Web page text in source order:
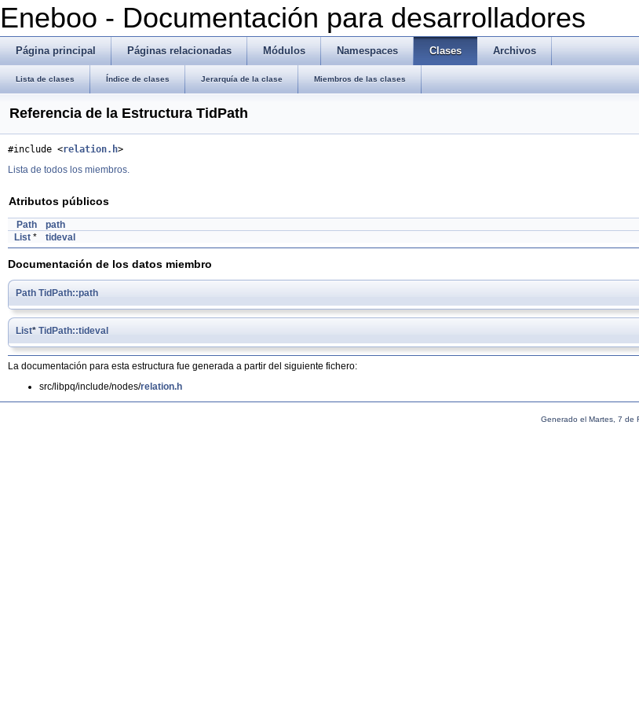
Eneboo - Documentación para desarrolladores
Página principal Páginas relacionadas Módulos Namespaces Clases Archivos
Lista de clases Índice de clases Jerarquía de la clase Miembros de las clases
Referencia de la Estructura TidPath
#include <relation.h>
Lista de todos los miembros.
Atributos públicos
Path
path
List * tideval
Documentación de los datos miembro
Path TidPath::path
List* TidPath::tideval
La documentación para esta estructura fue generada a partir del siguiente fichero:
src/libpq/include/nodes/relation.h
Generado el Martes, 7 de